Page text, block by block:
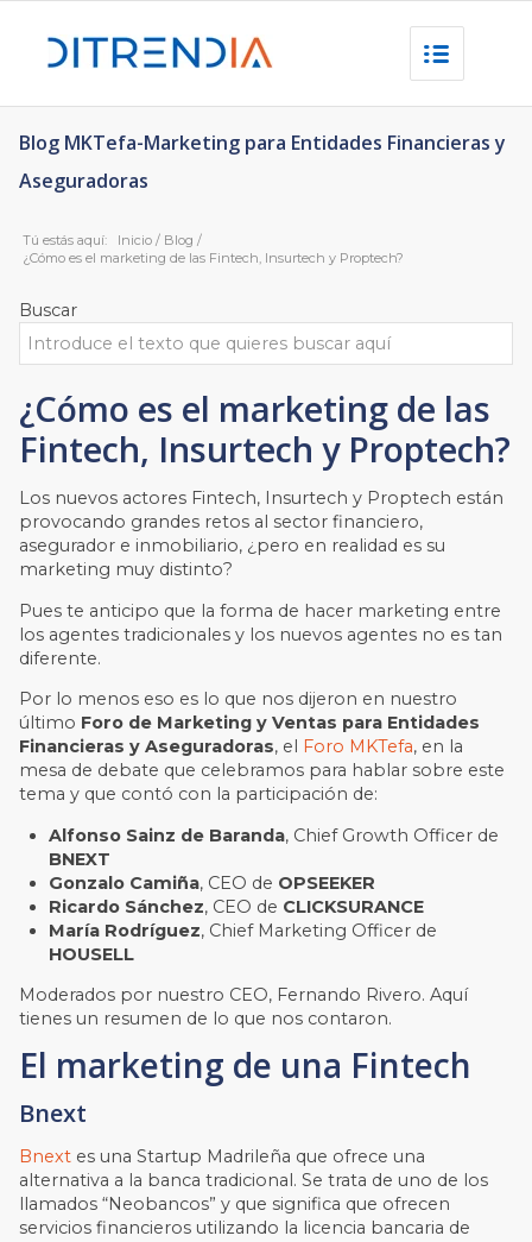
Blog MKTefa-Marketing para Entidades Financieras y
Aseguradoras
Tú estás aquí: Inicio / Blog /
¿Cómo es el marketing de las Fintech, Insurtech y Proptech?
Buscar
¿Cómo es el marketing de las
Fintech, Insurtech y Proptech?
Los nuevos actores Fintech, Insurtech y Proptech están
provocando grandes retos al sector financiero,
asegurador e inmobiliario, ¿pero en realidad es su
marketing muy distinto?
Pues te anticipo que la forma de hacer marketing entre
los agentes tradicionales y los nuevos agentes no es tan
diferente.
Por lo menos eso es lo que nos dijeron en nuestro
último Foro de Marketing y Ventas para Entidades
Financieras y Aseguradoras, el Foro MKTefa, en la
mesa de debate que celebramos para hablar sobre este
tema y que contó con la participación de:
Alfonso Sainz de Baranda, Chief Growth Officer de
BNEXT
Gonzalo Camiña, CEO de OPSEEKER
Ricardo Sánchez, CEO de CLICKSURANCE
María Rodríguez, Chief Marketing Officer de
HOUSELL
Moderados por nuestro CEO, Fernando Rivero. Aquí
tienes un resumen de lo que nos contaron.
El marketing de una Fintech
Bnext
Bnext es una Startup Madrileña que ofrece una
alternativa a la banca tradicional. Se trata de uno de los
llamados “Neobancos” y que significa que ofrecen
servicios financieros utilizando la licencia bancaria de